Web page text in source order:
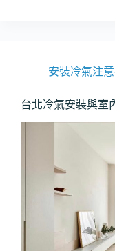
裝
位
法
規
安裝冷氣注
台北冷氣安裝與室